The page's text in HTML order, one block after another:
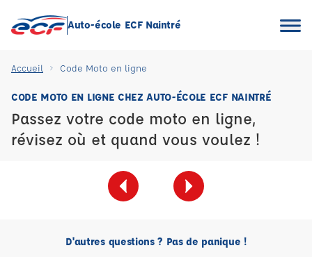
Auto-école ECF Naintré
Accueil Code Moto en ligne
CODE MOTO EN LIGNE CHEZ AUTO-ÉCOLE ECF NAINTRÉ
Passez votre code moto en ligne,
révisez où et quand vous voulez !
D'autres questions ? Pas de panique !